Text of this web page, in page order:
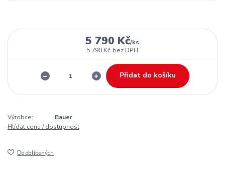
5 790 Kč/ks
5 790 Kč bez DPH
Přidat do košíku
Výrobce:
Bauer
Hlídat cenu / dostupnost
Do oblíbených